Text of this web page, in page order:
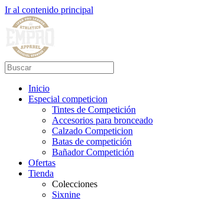
Ir al contenido principal
Inicio
Especial competicion
Tintes de Competición
Accesorios para bronceado
Calzado Competicion
Batas de competición
Bañador Competición
Ofertas
Tienda
Colecciones
Sixnine